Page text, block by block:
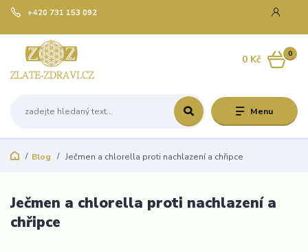
Menu
+420 731 153 092
0
0 Kč
Blog Ječmen a chlorella proti nachlazení a chřipce
Ječmen a chlorella proti nachlazení a
chřipce